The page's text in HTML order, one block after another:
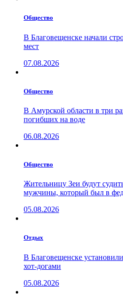
Общество
В Благовещенске начали
мест
07.08.2026
Общество
В Амурской области в три
погибших на воде
06.08.2026
Общество
Жительницу Зеи будут
мужчины, который был в
05.08.2026
Отдых
В Благовещенске
хот-догами
05.08.2026